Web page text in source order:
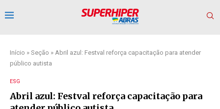
Início » Seção » Abril azul: Festval reforça capacitação para atender
público autista
ESG
Abril azul: Festval reforça capacitação para